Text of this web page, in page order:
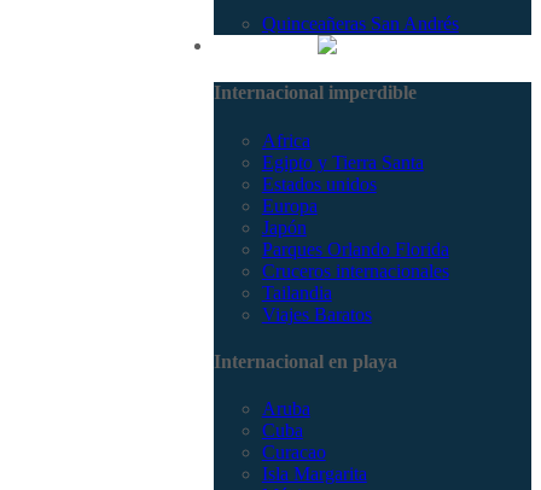
Quinceañeras San Andrés
Internacional imperdible
Africa
Egipto y Tierra Santa
Estados unidos
Europa
Japón
Parques Orlando Florida
Cruceros internacionales
Tailandia
Viajes Baratos
Internacional en playa
Aruba
Cuba
Curacao
Isla Margarita